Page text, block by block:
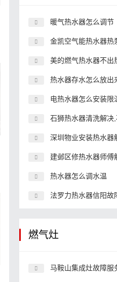
暖气热水器怎么调节
金凯空气能热水器热
美的燃气热水器不出
热水器存水怎么放出
电热水器怎么安装限
石狮热水器清洗解决,石
深圳物业安装热水器解决,深
建邺区修热水器师傅解决,修理热
热水器怎么调水温
法罗力热水器信阳故障,凯
燃气灶
马鞍山集成灶故障服